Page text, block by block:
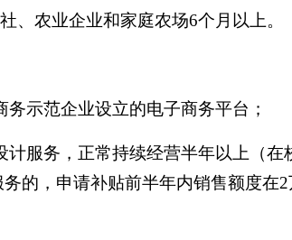
、农业企业和家庭农场6个月以上。
务示范企业设立的电子商务平台；
计服务，正常持续经营半年以上（
的，申请补贴前半年内销售额度在2